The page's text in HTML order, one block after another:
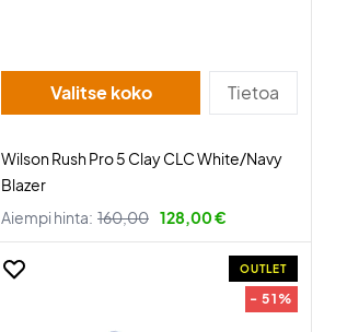
Valitse koko Tietoa
Wilson Rush Pro 5 Clay CLC White/Navy
Blazer
Aiempi hinta: 160,00 128,00 €
OUTLET
- 51%